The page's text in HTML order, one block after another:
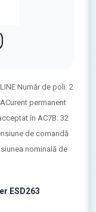
ESD263
Număr de poli: 2
permanent
în AC7B: 32
de comandă
nominală de